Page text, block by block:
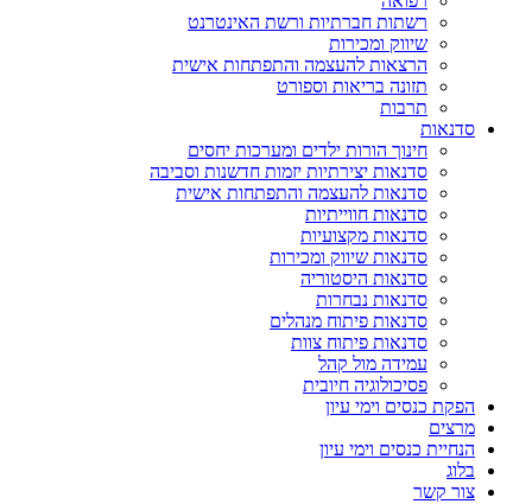
רשתות חברתיות ורשת האינטרנט
שיווק ומכירות
הרצאות להעצמה והתפתחות אישית
תזונה בריאות וספורט
תרבות
סדנאות
חינוך הורות ילדים ומערכות יחסים
סדנאות יצירתיות יזמות חדשנות וסביבה
סדנאות להעצמה והתפתחות אישית
סדנאות חווייתיות
סדנאות מקצועיות
סדנאות שיווק ומכירות
סדנאות היסטוריה
סדנאות נבחרות
סדנאות פיתוח מנהלים
סדנאות פיתוח צוות
עמידה מול קהל
פסיכולוגיה חיובית
הפקת כנסים וימי עיון
מרצים
הנחיית כנסים וימי עיון
בלוג
צור קשר